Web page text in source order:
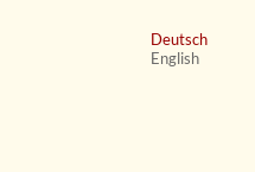
Deutsch
English